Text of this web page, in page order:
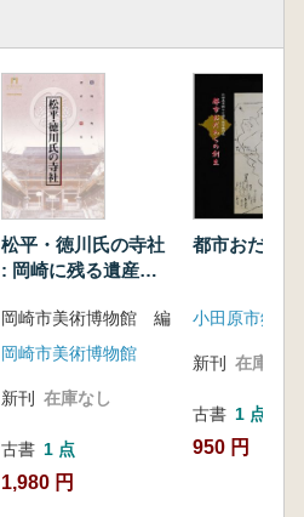
松平・徳川氏の寺社
: 岡崎に残る遺産と
岡崎市美術博物館 編
岡崎市美術博物館
新刊 在庫なし
古書 1 点
1,980 円
都市おだわ
小田原市郷土
新刊 在庫なし
古書 1 点
950 円